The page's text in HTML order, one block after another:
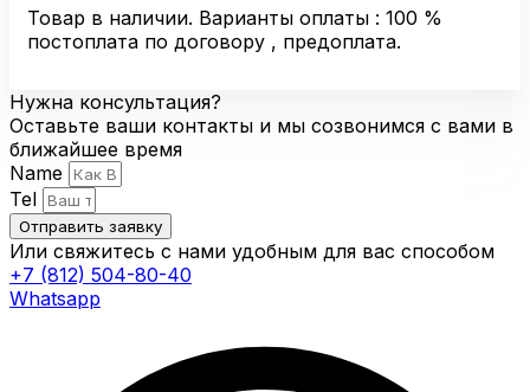
3214
J/2
H4PR
Товар в наличии. Варианты оплаты : 100 %
постоплата по договору , предоплата.
Нужна консультация?
Оставьте ваши контакты и мы созвонимся с вами в
ближайшее время
Name
Tel
Отправить заявку
Или свяжитесь с нами удобным для вас способом
+7 (812) 504-80-40
Whatsapp